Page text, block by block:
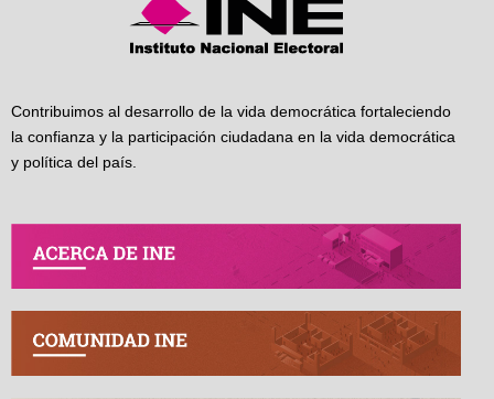
Contribuimos al desarrollo de la vida democrática fortaleciendo
la confianza y la participación ciudadana en la vida democrática
y política del país.